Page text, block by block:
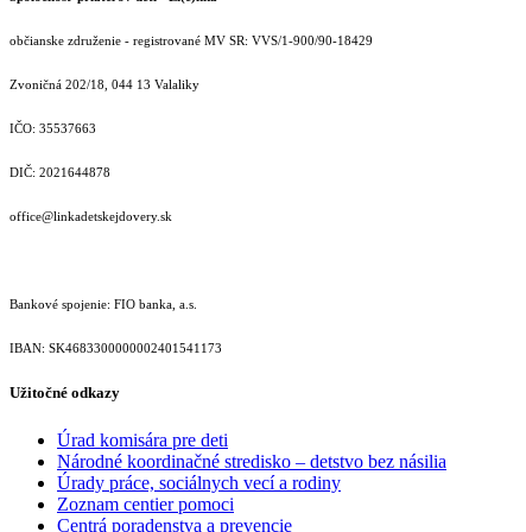
občianske združenie - registrované MV SR: VVS/1-900/90-18429
Zvoničná 202/18, 044 13 Valaliky
IČO: 35537663
DIČ: 2021644878
office@linkadetskejdovery.sk
Bankové spojenie: FIO banka, a.s.
IBAN: SK46833000000­02401541173
Užitočné odkazy
Úrad komisára pre deti
Národné koordinačné stredisko – detstvo bez násilia
Úrady práce, sociálnych vecí a rodiny
Zoznam centier pomoci
Centrá poradenstva a prevencie